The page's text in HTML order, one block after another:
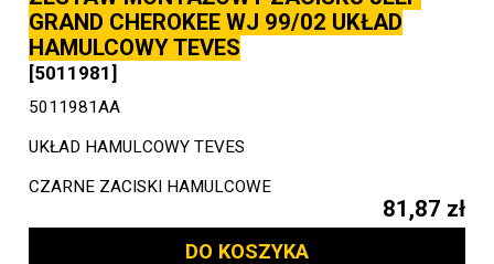
GRAND CHEROKEE WJ 99/02 UKŁAD
HAMULCOWY TEVES
[5011981]
5011981AA
UKŁAD HAMULCOWY TEVES
CZARNE ZACISKI HAMULCOWE
81,87 zł
DO KOSZYKA